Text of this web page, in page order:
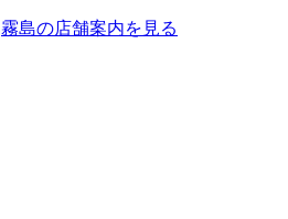
霧島の店舗案内を見る